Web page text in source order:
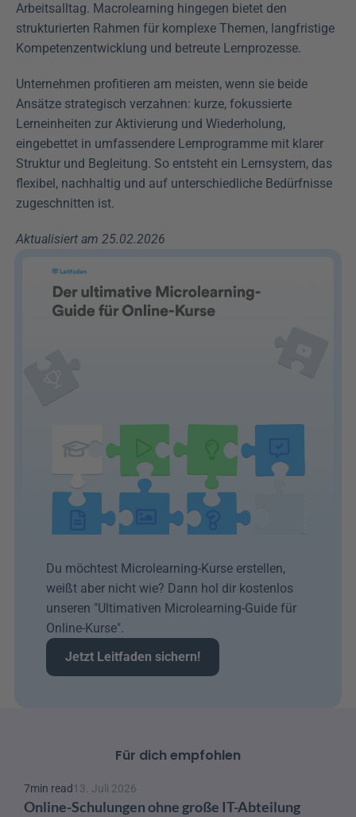
Arbeitsalltag. Macrolearning hingegen bietet den
strukturierten Rahmen für komplexe Themen, langfristige
Kompetenzentwicklung und betreute Lernprozesse.
Unternehmen profitieren am meisten, wenn sie beide
Ansätze strategisch verzahnen: kurze, fokussierte
Lerneinheiten zur Aktivierung und Wiederholung,
eingebettet in umfassendere Lernprogramme mit klarer
Struktur und Begleitung. So entsteht ein Lernsystem, das
flexibel, nachhaltig und auf unterschiedliche Bedürfnisse
zugeschnitten ist.
Aktualisiert am 25.02.2026
Du möchtest Microlearning-Kurse erstellen,
weißt aber nicht wie? Dann hol dir kostenlos
unseren "Ultimativen Microlearning-Guide für
Online-Kurse".
Jetzt Leitfaden sichern!
Für dich empfohlen
7min read13. Juli 2026
Online-Schulungen ohne große IT-Abteilung